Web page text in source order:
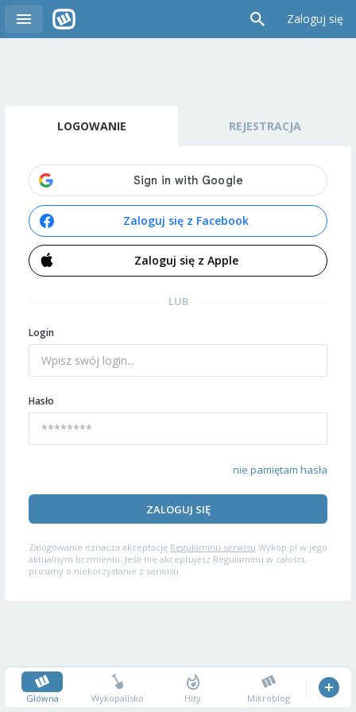
Zaloguj się
LOGOWANIE REJESTRACJA
Zaloguj się z Facebook
Zaloguj się z Apple
LUB
Login
Hasło
nie pamiętam hasła
ZALOGUJ SIĘ
Zalogowanie oznacza akceptację Regulaminu serwisu Wykop.pl w jego
aktualnym brzmieniu. Jeśli nie akceptujesz Regulaminu w całości,
prosimy o niekorzystanie z serwisu.
Główna Wykopalisko Hity Mikroblog